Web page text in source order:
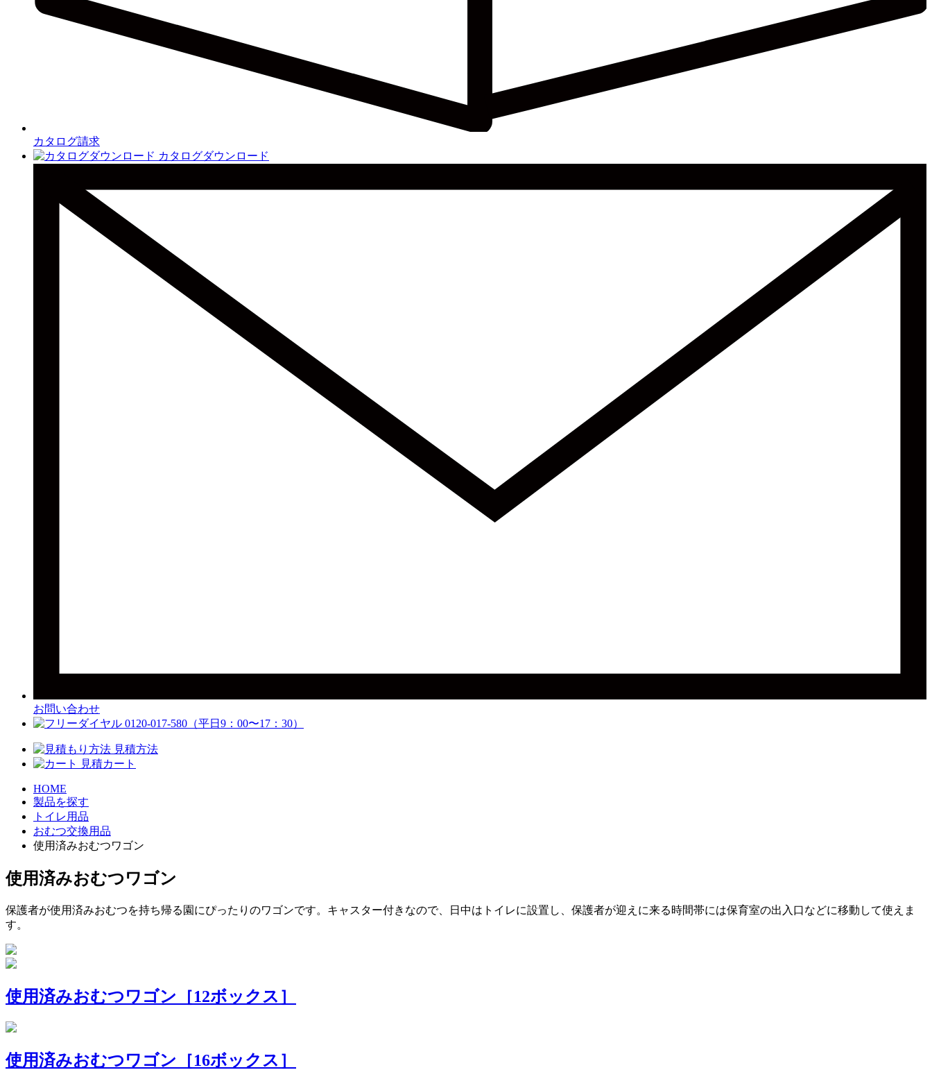
カタログ請求
カタログダウンロード
お問い合わせ
0120-017-580 （平日9：00〜17：30）
見積方法
見積カート
HOME
製品を探す
トイレ用品
おむつ交換用品
使用済みおむつワゴン
使用済みおむつワゴン
保護者が使用済みおむつを持ち帰る園にぴったりのワゴンです。キャスター付きなので、日中はトイレに設置し、保護者が迎えに来る時間帯には保育室の出入口などに移動して使えま
す。
使用済みおむつワゴン［12ボックス］
使用済みおむつワゴン［16ボックス］